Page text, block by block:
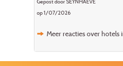
Gepost door SEYNHAEVE
op 1/07/2026
Meer reacties over hotels